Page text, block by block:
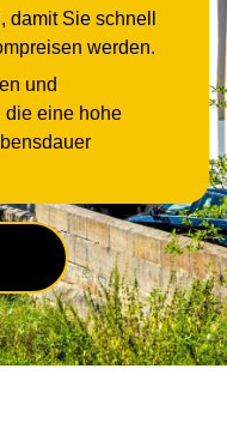
damit Sie schnell
werden.
und
die eine hohe